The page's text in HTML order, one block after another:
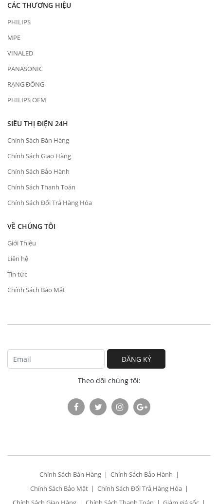
CÁC THƯƠNG HIỆU
PHILIPS
MPE
VINALED
PANASONIC
RẠNG ĐÔNG
PHILIPS OEM
SIÊU THỊ ĐIỆN 24H
Chính Sách Bán Hàng
Chính Sách Giao Hàng
Chính Sách Bảo Hành
Chính Sách Thanh Toán
Chính Sách Đổi Trả Hàng Hóa
VỀ CHÚNG TÔI
Giới Thiệu
Liên hệ
Tin tức
Chính Sách Bảo Mật
ĐĂNG KÝ
Theo dõi chúng tôi:
Chính Sách Bán Hàng
Chính Sách Bảo Hành
Chính Sách Bảo Mật
Chính Sách Đổi Trả Hàng Hóa